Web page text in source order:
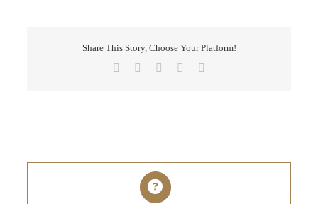
Share This Story, Choose Your Platform!
Facebook LinkedInPinterest